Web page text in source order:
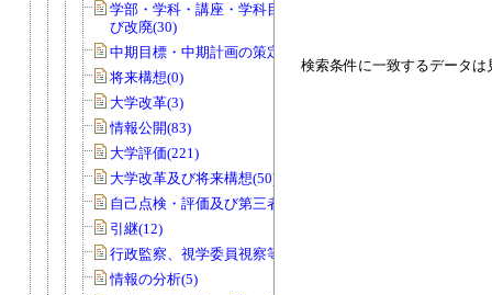
学部・学科・講座・学科目等の設置及
び改廃(30)
中期目標・中期計画の策定(0)
将来構想(0)
大学改革(3)
情報公開(83)
大学評価(221)
大学改革及び将来構想(50)
自己点検・評価及び第三者評価(5)
引継(12)
行政監察、視学委員視察等(56)
情報の分析(5)
検索条件に一致するデータ